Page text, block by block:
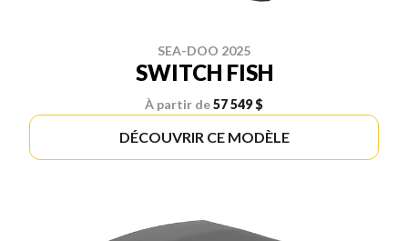
SEA-DOO 2025
SWITCH FISH
À partir de57 549 $
DÉCOUVRIR CE MODÈLE